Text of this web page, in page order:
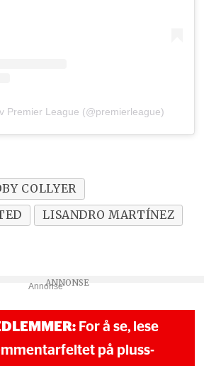
Premier League (@premierleague)
COLLYER
LISANDRO MARTÍNEZ
Annonse
For å se, lese
på pluss-